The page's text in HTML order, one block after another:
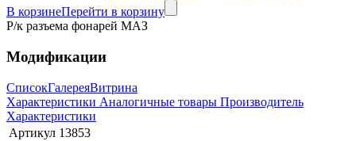
В корзинеПерейти в корзину
Р/к разъема фонарей МАЗ
Модификации
СписокГалереяВитрина
Характеристики Аналогичные товары Производитель
Характеристики
Артикул 13853